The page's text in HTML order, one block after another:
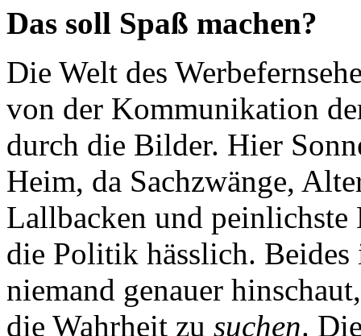
Das soll Spaß machen?
Die Welt des
von der Kommunikation
durch die Bilder. Hier
Heim, da Sachzwänge,
Lallbacken und
die Politik hässlich. Beides
niemand genauer
die Wahrheit zu suchen.